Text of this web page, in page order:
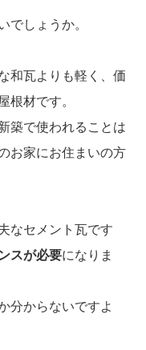
でしょうか。
和瓦よりも軽く、価
根材です。
築で使われることは
お家にお住まいの方
なセメント瓦です
スが必要になりま
分からないですよ